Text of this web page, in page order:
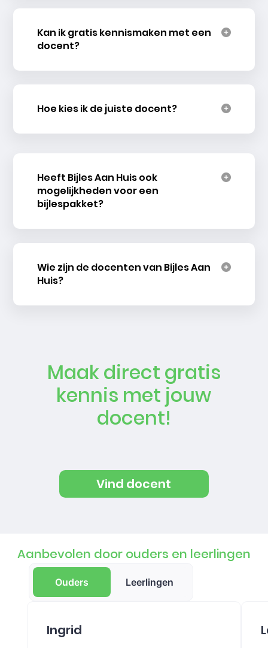
Kan ik gratis kennismaken met een
docent?
Hoe kies ik de juiste docent?
Heeft Bijles Aan Huis ook
mogelijkheden voor een
bijlespakket?
Wie zijn de docenten van Bijles Aan
Huis?
Maak direct gratis
kennis met jouw
docent!
Vind docent
Aanbevolen door ouders en leerlingen
Ouders Leerlingen
Ingrid